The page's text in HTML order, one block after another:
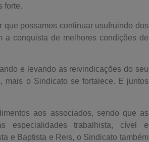
forte.
possamos continuar usufruindo dos
a conquista de melhores condições de
e levando as reivindicações do seu
mais o Sindicato se fortalece. E juntos
aos associados, sendo que as
especialidades trabalhista, cível e
e Baptista e Reis, o Sindicato também